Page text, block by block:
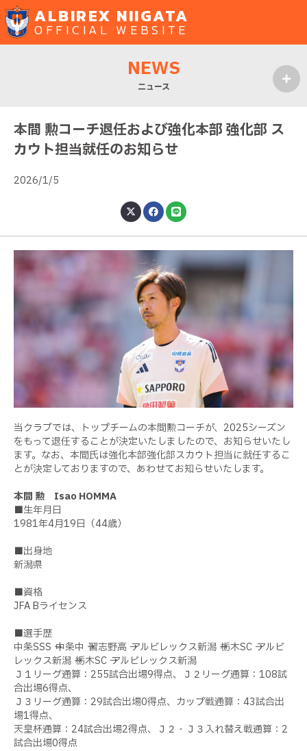
ALBIREX NIIGATA
OFFICIAL WEBSITE
NEWS
ニュース
本間 勲コーチ退任および強化本部 強化部 ス
カウト担当就任のお知らせ
2026/1/5
当クラブでは、トップチームの本間勲コーチが、2025シーズン
をもって退任することが決定いたしましたので、お知らせいたし
ます。なお、本間氏は強化本部強化部スカウト担当に就任するこ
とが決定しておりますので、あわせてお知らせいたします。
本間 勲 Isao HOMMA
■生年月日
1981年4月19日（44歳）
■出身地
新潟県
■資格
JFA Bライセンス
■選手歴
中条SSS → 中条中 → 習志野高 → アルビレックス新潟 → 栃木SC → アルビ
レックス新潟 → 栃木SC → アルビレックス新潟
Ｊ１リーグ通算：255試合出場9得点、Ｊ２リーグ通算：108試
合出場6得点、
Ｊ３リーグ通算：29試合出場0得点、カップ戦通算：43試合出
場1得点、
天皇杯通算：24試合出場2得点、Ｊ２・Ｊ３入れ替え戦通算：2
試合出場0得点